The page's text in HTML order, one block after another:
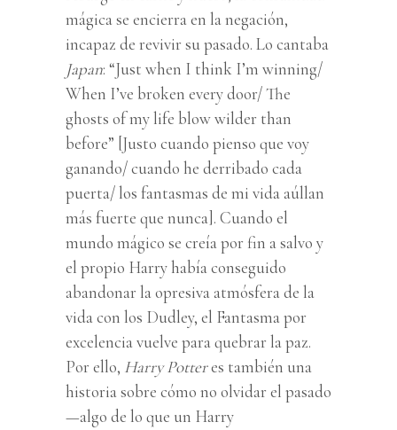
mágica se encierra en la negación,
incapaz de revivir su pasado. Lo cantaba
Japan: “Just when I think I’m winning/
When I’ve broken every door/ The
ghosts of my life blow wilder than
before” [Justo cuando pienso que voy
ganando/ cuando he derribado cada
puerta/ los fantasmas de mi vida aúllan
más fuerte que nunca]. Cuando el
mundo mágico se creía por fin a salvo y
el propio Harry había conseguido
abandonar la opresiva atmósfera de la
vida con los Dudley, el Fantasma por
excelencia vuelve para quebrar la paz.
Por ello, Harry Potteres también una
historia sobre cómo no olvidar el pasado
—algo de lo que un Harry